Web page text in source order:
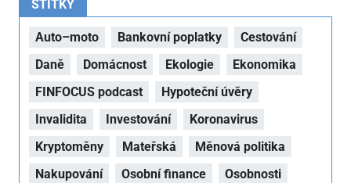
ŠTÍTKY
Auto–moto Bankovní poplatky
Cestování
Daně
Domácnost Ekologie
Ekonomika
FINFOCUS podcast
Hypoteční úvěry
Invalidita
Investování
Koronavirus
Kryptoměny
Mateřská
Měnová politika
Nakupování
Osobní finance
Osobnosti